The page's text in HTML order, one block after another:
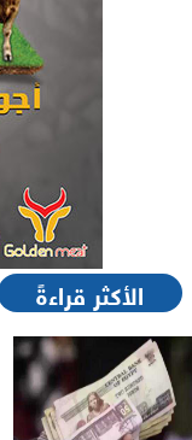
الأكثر قراءةً